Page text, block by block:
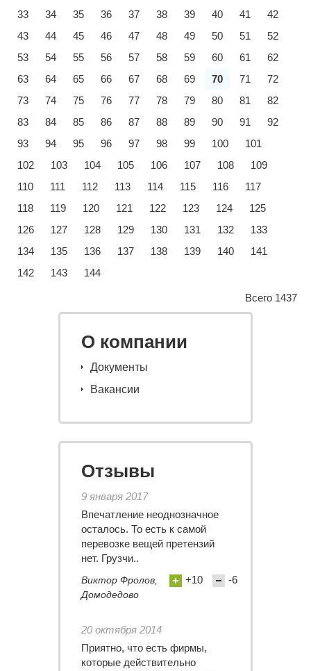
33
34 35 36 37 38 39 40 41
42
43
44 45 46 47 48 49 50 51
52
53
54 55 56 57 58 59 60 61
62
63
64 65 66 67 68 69 70 71
72
73
74 75 76 77 78 79 80 81
82
83
84 85 86 87 88 89 90 91
92
93
94 95 96 97 98 99 100
101
102
103 104 105 106 107 108
109
110
111 112 113 114 115 116
117
118
119 120 121 122 123 124
125
126
127 128 129 130 131 132
133
134
135 136 137 138 139 140
141
142
143 144
Всего 1437
О компании
Документы
Вакансии
Отзывы
9 января 2017
Впечатление неоднозначное
осталось. То есть к самой
перевозке вещей претензий
нет. Грузчи..
Виктор Фролов,
Домодедово
+10 -6
20 октября 2014
Приятно, что есть фирмы,
которые действительно